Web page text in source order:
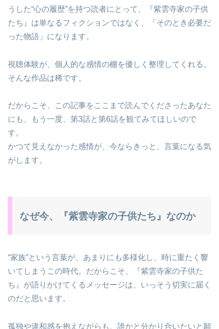
うした“心の履歴”を持つ読者にとって、『紫雲寺家の子供
たち』は単なるフィクションではなく、「そのとき必要だ
った物語」になります。
視聴体験が、個人的な感情の棚を優しく整理してくれる。
そんな作品は稀です。
だからこそ、この記事をここまで読んでくださったあなた
にも、もう一度、第3話と第6話を観てみてほしいので
す。
かつて見えなかった感情が、今ならきっと、言葉になる気
がします。
なぜ今、『紫雲寺家の子供たち』なのか
“家族”という言葉が、あまりにも多様化し、時に重たく響
いてしまうこの時代。だからこそ、『紫雲寺家の子供た
ち』が語りかけてくるメッセージは、いっそう切実に届く
のだと思います。
孤独や違和感を抱えながらも、誰かと分かり合いたいと願